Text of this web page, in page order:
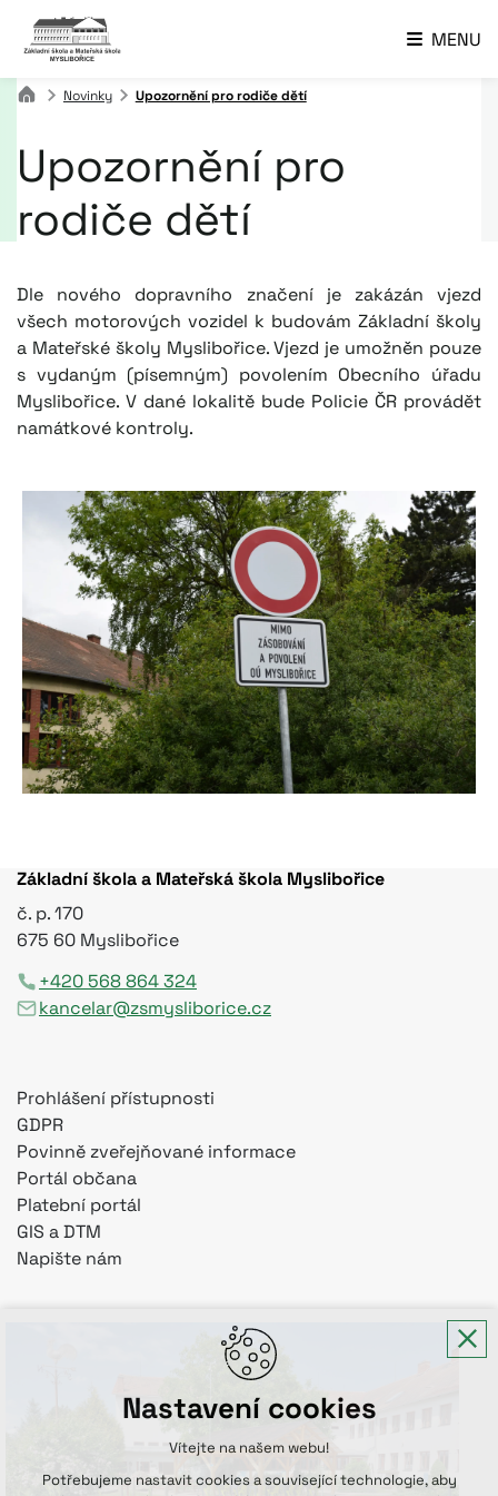
MENU
Novinky Upozornění pro rodiče dětí
Upozornění pro
rodiče dětí
Dle nového dopravního značení je zakázán vjezd
všech motorových vozidel k budovám Základní školy
a Mateřské školy Myslibořice. Vjezd je umožněn pouze
s vydaným (písemným) povolením Obecního úřadu
Myslibořice. V dané lokalitě bude Policie ČR provádět
namátkové kontroly.
Základní škola a Mateřská škola Myslibořice
č. p. 170
675 60 Myslibořice
+420 568 864 324
kancelar@zsmysliborice.cz
Prohlášení přístupnosti
GDPR
Povinně zveřejňované informace
Portál občana
Platební portál
GIS a DTM
Napište nám
Nastavení cookies
Vítejte na našem webu!
Potřebujeme nastavit cookies a související technologie, aby